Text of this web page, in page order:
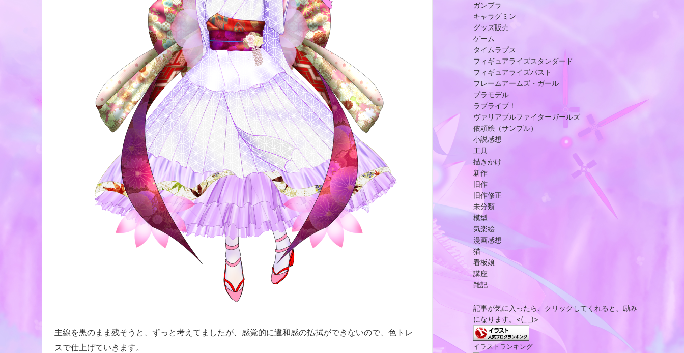
主線を黒のまま残そうと、ずっと考えてましたが、感覚的に違和感の払拭ができないので、色トレ
スで仕上げていきます。
ガンプラ
キャラグミン
グッズ販売
ゲーム
タイムラプス
フィギュアライズスタンダード
フィギュアライズバスト
フレームアームズ・ガール
プラモデル
ラブライブ！
ヴァリアブルファイターガールズ
依頼絵（サンプル）
小説感想
工具
描きかけ
新作
旧作
旧作修正
未分類
模型
気楽絵
漫画感想
猫
看板娘
講座
雑記
記事が気に入ったら、クリックしてくれると、励み
になります。<(_ _)>
イラストランキング